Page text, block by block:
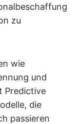
zu
wie
und
Predictive
die
passieren